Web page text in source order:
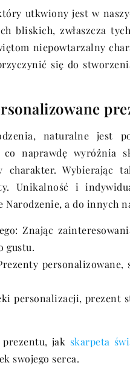
utkwiony jest w
bliskich, zwłaszcza
niepowtarzalny
się do
naturalne jest
co naprawdę wyróżnia
Wybierając
Unikalność i
a do innych
Znając
gustu.
personalizacji, prezent
jak skarpeta
swojego serca.